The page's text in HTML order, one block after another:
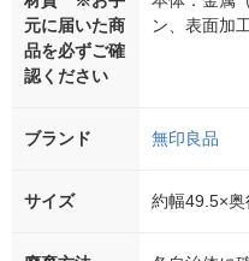
元に届いた商
品を必ずご確
認ください
ン、表面加
ブランド 無印良品
サイズ 約幅49.5×